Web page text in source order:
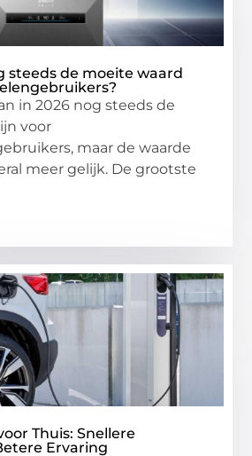
steeds de moeite waard
in 2026 nog steeds de
voor
maar de waarde
meer gelijk. De grootste
Thuis: Snellere
Ervaring